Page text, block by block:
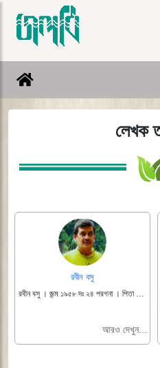
লেখক
রবীন বসু
রবীন বসু । জন্ম ১৯৫৮ দঃ ২৪ পরগনা । পিতা …
আরও দেখুন...